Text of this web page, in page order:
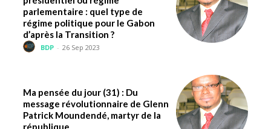
parlementaire : quel type de
régime politique pour le Gabon
d’après la Transition ?
BDP - 26 Sep 2023
Ma pensée du jour (31) : Du
message révolutionnaire de Glenn
Patrick Moundendé, martyr de la
république